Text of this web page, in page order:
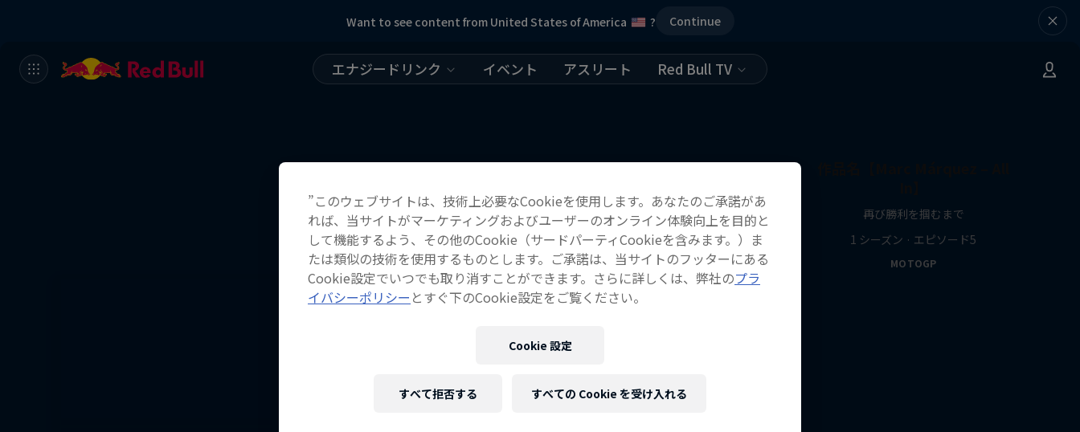
Want to see content from United States of America ? Continue
エナジードリンク イベント アスリート Red Bull TV
こちらもチェック！
再び勝利を掴むまで
1 シーズン · エピソード5
MOTOGP
”このウェブサイトは、技術上必要なCookieを使用します。あなたのご承諾があ
れば、当サイトがマーケティングおよびユーザーのオンライン体験向上を目的と
して機能するよう、その他のCookie（サードパーティCookieを含みます。）ま
たは類似の技術を使用するものとします。ご承諾は、当サイトのフッターにある
Cookie設定でいつでも取り消すことができます。さらに詳しくは、弊社のプラ
イバシーポリシー とすぐ下のCookie設定をご覧ください。
Cookie 設定
すべて拒否する すべての Cookie を受け入れる